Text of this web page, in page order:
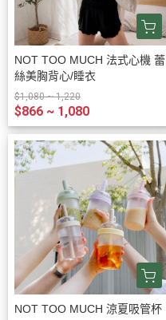
NOT TOO MUCH 法式心機 蕾
絲美胸背心/睡衣
$1,080 ~ 1,220
$866 ~ 1,080
NOT TOO MUCH 涼夏吸管杯